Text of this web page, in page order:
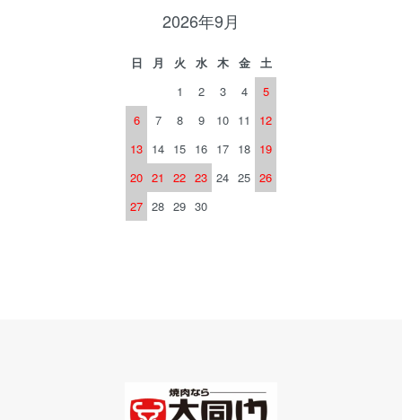
2026年9月
日 月 火 水 木 金
土
1
2 3 4
5
6
7 8 9 10 11
12
13 14 15 16 17 18 19
20 21 22 23 24 25 26
27 28 29 30